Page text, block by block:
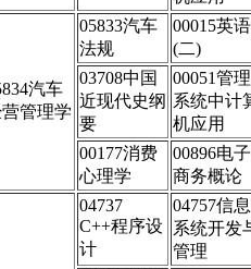
汽车
管理学
05833汽车
法规
00015英语
(二)
03708中国
近现代史纲
要
00051管理
系统中计
机应用
00177消费
心理学
00896电子
商务概论
04737
C++程序设
计
04757信息
系统开发
管理